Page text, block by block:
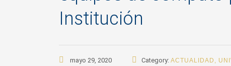
Institución
mayo 29, 2020 Category: ACTUALIDAD ,